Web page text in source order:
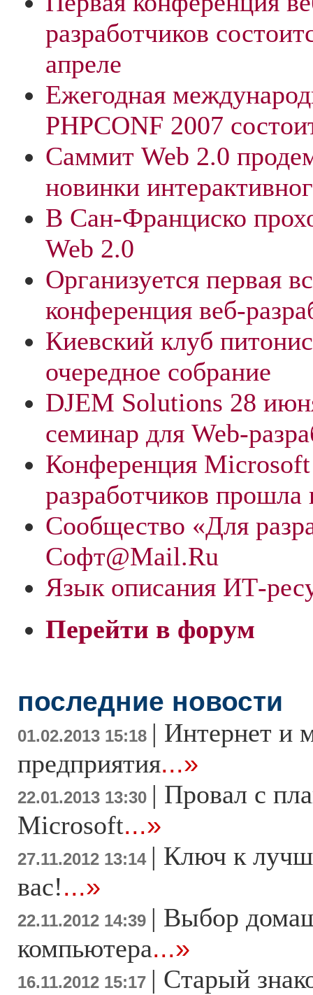
разработчиков
апреле
Ежегодная
PHPCONF 2007
Саммит Web 2.0
новинки
В Сан-Франциско
Web 2.0
Организуется первая
конференция веб-
Киевский клуб
очередное собрание
DJEM Solutions 28
семинар для Web-
Конференция
разработчиков
Сообщество «Для
Софт@Mail.Ru
Язык описания ИТ-
Перейти в форум
последние новости
01.02.2013 15:18 | Интернет и
предприятия...»
22.01.2013 13:30 | Провал с
Microsoft...»
27.11.2012 13:14 | Ключ к
вас!...»
22.11.2012 14:39 | Выбор
компьютера...»
16.11.2012 15:17 | Старый